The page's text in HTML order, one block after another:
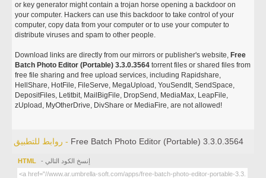
or key generator might contain a trojan horse opening a backdoor on
your computer. Hackers can use this backdoor to take control of your
computer, copy data from your computer or to use your computer to
distribute viruses and spam to other people.
Download links are directly from our mirrors or publisher's website, Free
Batch Photo Editor (Portable) 3.3.0.3564 torrent files or shared files from
free file sharing and free upload services, including Rapidshare,
HellShare, HotFile, FileServe, MegaUpload, YouSendIt, SendSpace,
DepositFiles, Letitbit, MailBigFile, DropSend, MediaMax, LeapFile,
zUpload, MyOtherDrive, DivShare or MediaFire, are not allowed!
روابط للتطبيق - Free Batch Photo Editor (Portable) 3.3.0.3564
HTML - إنسخ الكود التالي